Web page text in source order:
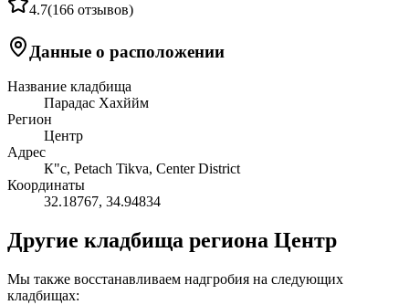
4.7(166 отзывов)
Данные о расположении
Название кладбища
Парадас Хахййм
Регион
Центр
Адрес
К"с, Petach Tikva, Center District
Координаты
32.18767, 34.94834
Другие кладбища региона Центр
Мы также восстанавливаем надгробия на следующих
кладбищах: